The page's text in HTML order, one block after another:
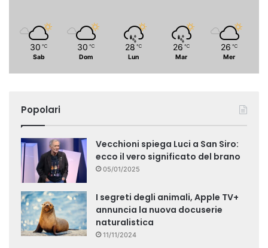
30 ℃
Sab
30 ℃
Dom
28 ℃
Lun
26 ℃
Mar
26 ℃
Mer
Popolari
Vecchioni spiega Luci a San Siro:
ecco il vero significato del brano
05/01/2025
I segreti degli animali, Apple TV+
annuncia la nuova docuserie
naturalistica
11/11/2024